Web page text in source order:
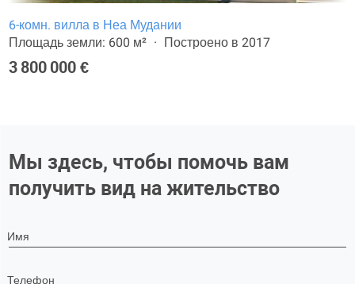
6-комн. вилла в Неа Мудании
Площадь земли: 600 м²
Построено в 2017
3 800 000 €
Мы здесь, чтобы помочь вам
получить вид на жительство
Имя
Телефон